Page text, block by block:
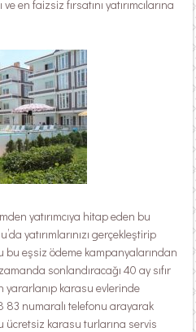
en faizsiz fırsatını yatırımcılarına
yatırımcıya hitap eden bu
yatırımlarınızı gerçekleştirip
bu eşsiz ödeme kampanyalarından
sonlandıracağı 40 ay sıfır
yararlanıp karasu evlerinde
83 numaralı telefonu arayarak
ücretsiz karasu turlarına servis